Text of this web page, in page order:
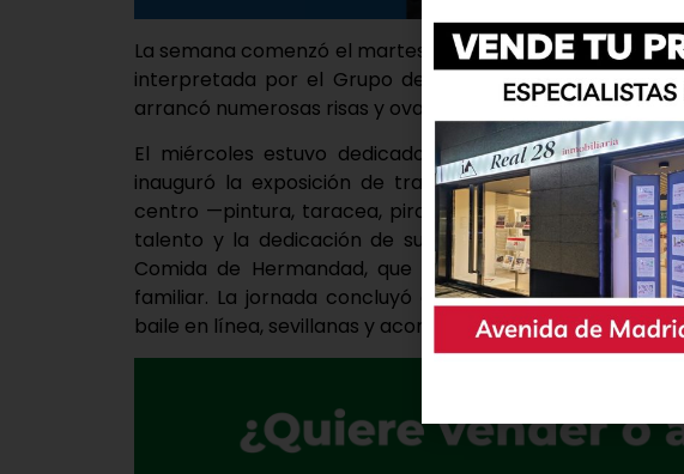
La semana comenzó el martes con la representación
interpretada por el Grupo de Teatro del propio
arrancó numerosas risas y ovaciones.
El miércoles estuvo dedicado a la creatividad y a la
inauguró la exposición de trabajos manuales
centro —pintura, taracea, pirograbado, costura y
talento y la dedicación de sus participantes.
Comida de Hermandad, que reunió a decenas de
familiar. La jornada concluyó con actuaciones de los
baile en línea, sevillanas y acordeón, demostrando el